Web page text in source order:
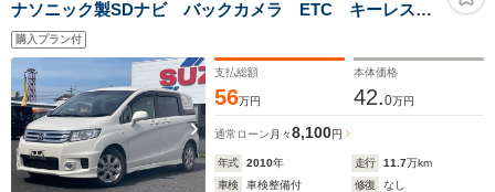
ナソニック製SDナビ バックカメラ ETC キーレス
オートエアコン
購入プラン付
支払総額
56万円
本体価格
42.0万円
通常ローン 月々8,100円
年式 2010年 走行 11.7万km
車検
車検整備付 修復
なし